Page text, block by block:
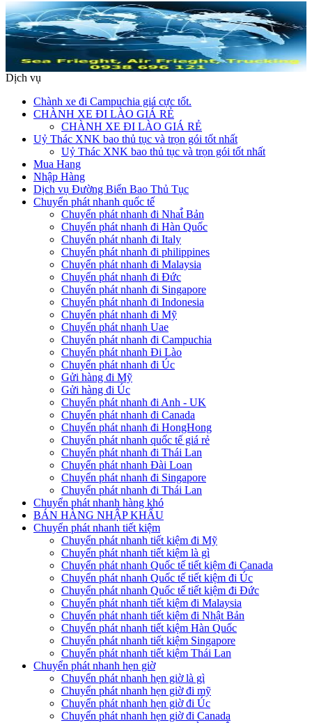
Dịch vụ
Chành xe đi Campuchia giá cực tốt.
CHÀNH XE ĐI LÀO GIÁ RẺ
CHÀNH XE ĐI LÀO GIÁ RẺ
Uỷ Thác XNK bao thủ tục và trọn gói tốt nhất
Uỷ Thác XNK bao thủ tục và trọn gói tốt nhất
Mua Hang
Nhập Hàng
Dịch vụ Đường Biển Bao Thủ Tục
Chuyển phát nhanh quốc tế
Chuyển phát nhanh đi Nhat̉̀ Bản
Chuyển phát nhanh đi Hàn Quốc
Chuyển phát nhanh đi Italy
Chuyển phát nhanh đi philippines
Chuyển phát nhanh đi Malaysia
Chuyển phát nhanh đi Đức
Chuyển phát nhanh đi Singapore
Chuyển phát nhanh đi Indonesia
Chuyển phát nhanh đi Mỹ
Chuyển phát nhanh Uae
Chuyển phát nhanh đi Campuchia
Chuyển phát nhanh Đi Lào
Chuyển phát nhanh đi Úc
Gửi hàng đi Mỹ
Gửi hàng đi Úc
Chuyển phát nhanh đi Anh - UK
Chuyển phát nhanh đi Canada
Chuyển phát nhanh đi HongHong
Chuyển phát nhanh quốc tế giá rẻ
Chuyển phát nhanh đi Thái Lan
Chuyển phát nhanh Đài Loan
Chuyển phát nhanh đi Singapore
Chuyển phát nhanh đi Thái Lan
Chuyển phát nhanh hàng khó
BÁN HÀNG NHẬP KHẨU
Chuyển phát nhanh tiết kiệm
Chuyển phát nhanh tiết kiệm đi Mỹ
Chuyển phát nhanh tiết kiệm là gì
Chuyển phát nhanh Quốc tế tiết kiệm đi Canada
Chuyển phát nhanh Quốc tế tiết kiệm đi Úc
Chuyển phát nhanh Quốc tế tiết kiệm đi Đức
Chuyển phát nhanh tiết kiệm đi Malaysia
Chuyển phát nhanh tiết kiệm đi Nhật Bản
Chuyển phát nhanh tiết kiệm Hàn Quốc
Chuyển phát nhanh tiết kiệm Singapore
Chuyển phát nhanh tiết kiệm Thái Lan
Chuyển phát nhanh hẹn giờ
Chuyển phát nhanh hẹn giờ là gì
Chuyển phát nhanh hẹn giờ đi mỹ
Chuyển phát nhanh hẹn giờ đi Úc
Chuyển phát nhanh hẹn giờ đi Canada